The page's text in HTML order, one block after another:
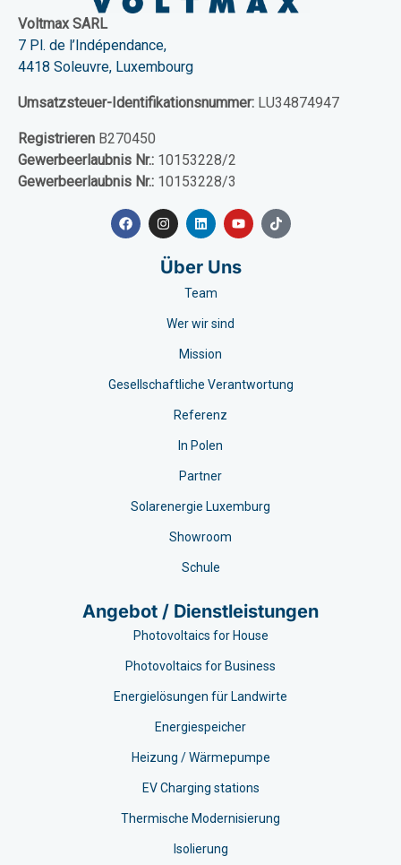
Voltmax SARL
7 Pl. de l’Indépendance,
4418 Soleuvre, Luxembourg
Umsatzsteuer-Identifikationsnummer: LU34874947
Registrieren B270450
Gewerbeerlaubnis Nr.: 10153228/2
Gewerbeerlaubnis Nr.: 10153228/3
Über Uns
Team
Wer wir sind
Mission
Gesellschaftliche Verantwortung
Referenz
In Polen
Partner
Solarenergie Luxemburg
Showroom
Schule
Angebot / Dienstleistungen
Photovoltaics for House
Photovoltaics for Business
Energielösungen für Landwirte
Energiespeicher
Heizung / Wärmepumpe
EV Charging stations​
Thermische Modernisierung
Isolierung